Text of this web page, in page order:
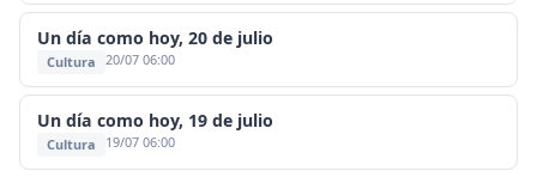
Un día como hoy, 20 de julio
Cultura 20/07 06:00
Un día como hoy, 19 de julio
Cultura 19/07 06:00